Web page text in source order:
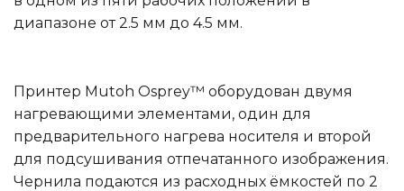
диапазоне от 2.5 мм до 4.5 мм.
Принтер Mutoh Osprey™ оборудован двумя
нагревающими элементами, один для
предварительного нагрева носителя и второй
для подсушивания отпечатанного изображения.
Чернила подаются из расходных ёмкостей по 2